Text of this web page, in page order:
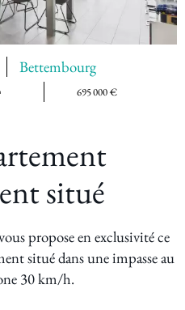
Bettembourg
695 000 €
situé
propose en exclusivité ce
situé dans une impasse au
30 km/h.